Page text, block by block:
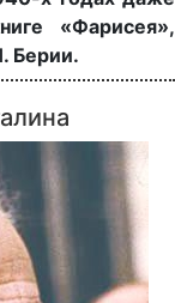
«Фарисея»,
Берии.